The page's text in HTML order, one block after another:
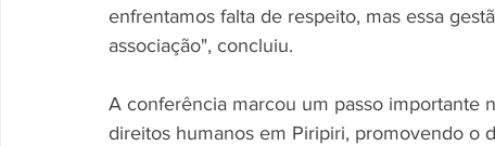
enfrentamos falta de respeito, mas essa
associação", concluiu.
A conferência marcou um passo importante
direitos humanos em Piripiri, promovendo o